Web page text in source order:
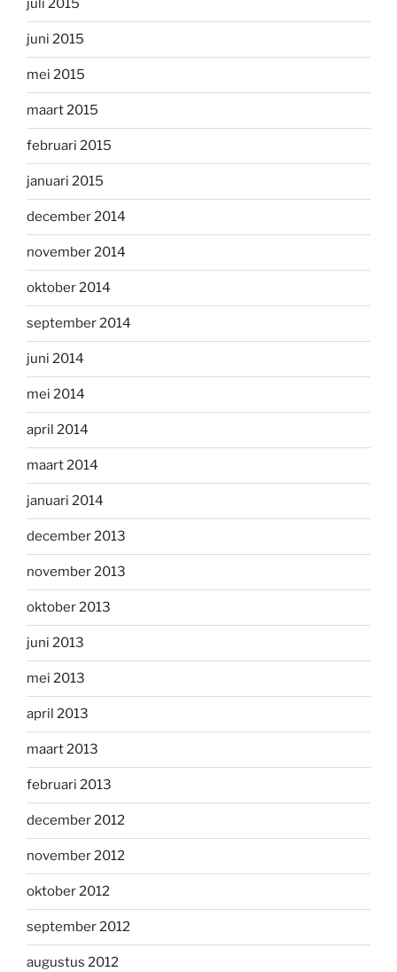
juli 2015
juni 2015
mei 2015
maart 2015
februari 2015
januari 2015
december 2014
november 2014
oktober 2014
september 2014
juni 2014
mei 2014
april 2014
maart 2014
januari 2014
december 2013
november 2013
oktober 2013
juni 2013
mei 2013
april 2013
maart 2013
februari 2013
december 2012
november 2012
oktober 2012
september 2012
augustus 2012